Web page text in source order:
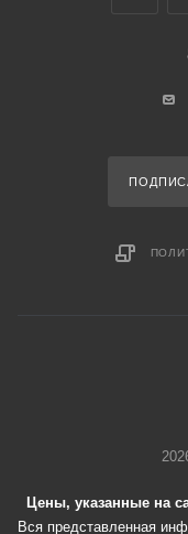
Цены, указанные на
Вся представленная